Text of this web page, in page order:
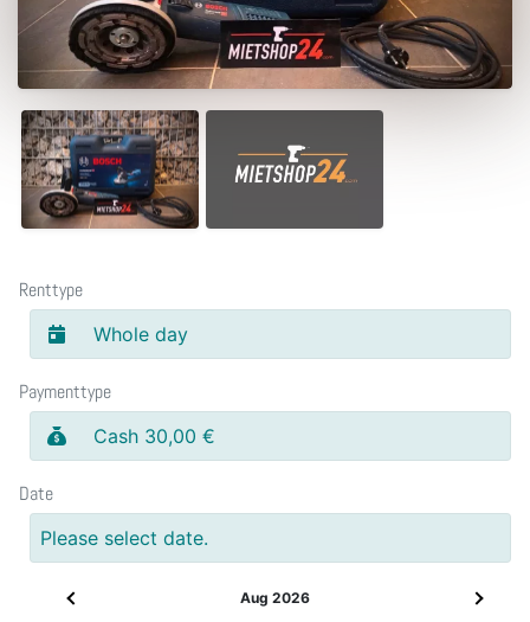
Renttype
Whole day
Paymenttype
Cash 30,00 €
Date
Please select date.
Aug 2026